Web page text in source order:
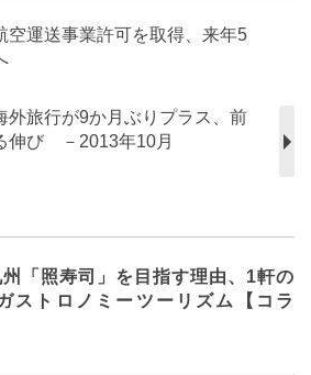
空運送事業許可を取得、来年5
外旅行が9か月ぶりプラス、前
伸び －2013年10月
「照寿司」を目指す理由、1軒の
ストロノミーツーリズム【コラ